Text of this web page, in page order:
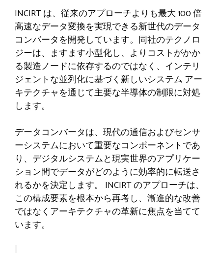
INCIRT は、従来のアプローチよりも最大 100 倍
高速なデータ変換を実現できる新世代のデータ
コンバータを開発しています。同社のテクノロ
ジーは、ますます小型化し、よりコストがかか
る製造ノードに依存するのではなく、インテリ
ジェントな並列化に基づく新しいシステム アー
キテクチャを通じて主要な半導体の制限に対処
します。
データコンバータは、現代の通信およびセンサ
ーシステムにおいて重要なコンポーネントであ
り、デジタルシステムと現実世界のアプリケー
ション間でデータがどのように効率的に転送さ
れるかを決定します。 INCIRT のアプローチは、
この構成要素を根本から再考し、漸進的な改善
ではなくアーキテクチャの革新に焦点を当てて
います。